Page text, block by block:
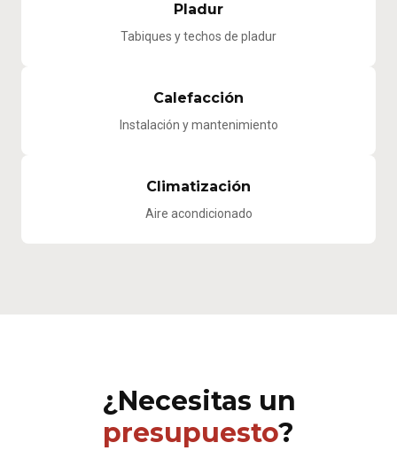
Pladur
Tabiques y techos de pladur
Calefacción
Instalación y mantenimiento
Climatización
Aire acondicionado
¿Necesitas un
presupuesto?